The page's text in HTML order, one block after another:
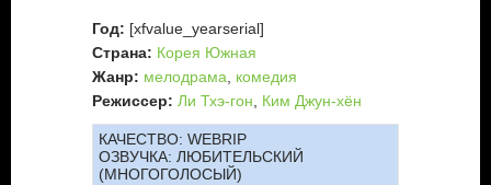
Год: [xfvalue_yearserial]
Страна: Корея Южная
Жанр: мелодрама, комедия
Режиссер: Ли Тхэ-гон, Ким Джун-хён
КАЧЕСТВО: WEBRIP
ОЗВУЧКА: ЛЮБИТЕЛЬСКИЙ
(МНОГОГОЛОСЫЙ)